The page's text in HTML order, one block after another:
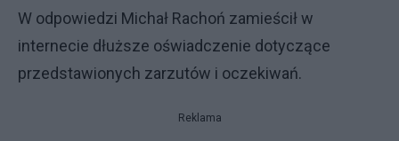
W odpowiedzi Michał Rachoń zamieścił w
internecie dłuższe oświadczenie dotyczące
przedstawionych zarzutów i oczekiwań.
Reklama